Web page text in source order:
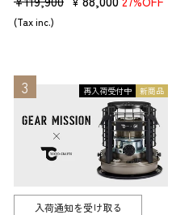
売
(Tax inc.)
新商品
再入荷受付中
入荷通知を受け取る